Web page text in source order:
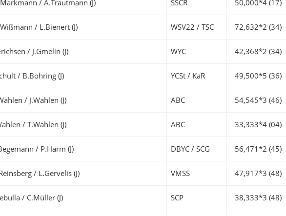
/ A.Trautmann (J) SSCR 50,000*4 (17)
/ L.Bienert (J) WSV22 / TSC 72,632*2 (34)
/ J.Gmelin (J) WYC 42,368*2 (34)
/ B.Böhring (J) YCSt / KaR 49,500*5 (36)
/ J.Wahlen (J) ABC 54,545*3 (46)
/ T.Wahlen (J) ABC 33,333*4 (04)
/ P.Harm (J) DBYC / SCG 56,471*2 (45)
/ L.Gervelis (J) VMSS 47,917*3 (48)
/ C.Müller (J) SCP 38,333*3 (48)